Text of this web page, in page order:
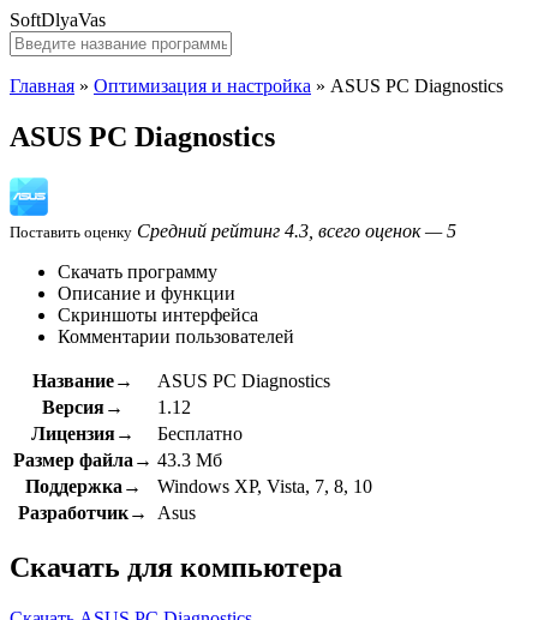
SoftDlyaVas
Главная » Оптимизация и настройка » ASUS PC Diagnostics
ASUS PC Diagnostics
Поставить оценку Средний рейтинг 4.3, всего оценок — 5
Скачать программу
Описание и функции
Скриншоты интерфейса
Комментарии пользователей
Название→
ASUS PC Diagnostics
Версия→
1.12
Лицензия→
Бесплатно
Размер файла→ 43.3 Мб
Поддержка→
Windows XP, Vista, 7, 8, 10
Разработчик→
Asus
Скачать для компьютера